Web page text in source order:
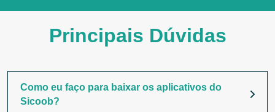
Principais Dúvidas
Como eu faço para baixar os aplicativos do
Sicoob?